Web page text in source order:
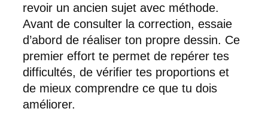
revoir un ancien sujet avec méthode.
Avant de consulter la correction, essaie
d’abord de réaliser ton propre dessin. Ce
premier effort te permet de repérer tes
difficultés, de vérifier tes proportions et
de mieux comprendre ce que tu dois
améliorer.